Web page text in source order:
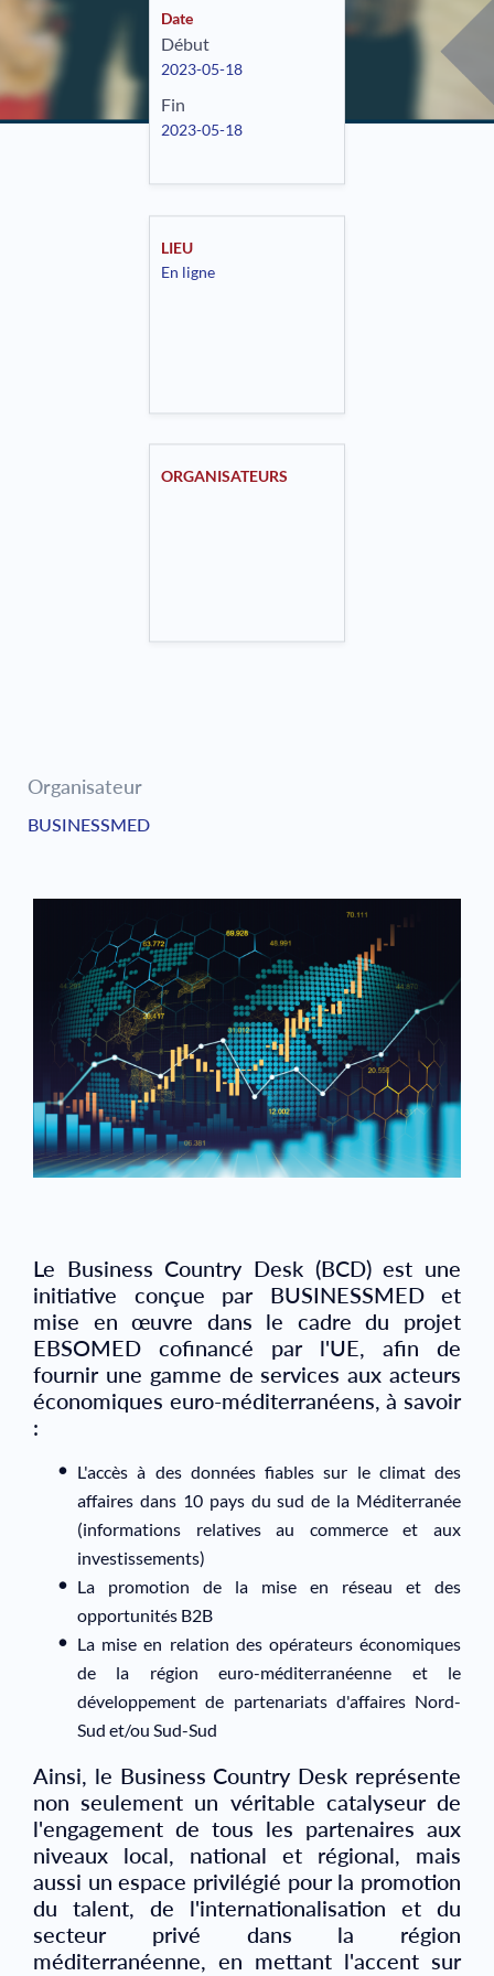
Date
Début
2023-05-18
Fin
2023-05-18
LIEU
En ligne
ORGANISATEURS
Organisateur
BUSINESSMED
Le Business Country Desk (BCD) est une
initiative conçue par BUSINESSMED et
mise en œuvre dans le cadre du projet
EBSOMED cofinancé par l'UE, afin de
fournir une gamme de services aux acteurs
économiques euro-méditerranéens, à savoir
:
L'accès à des données fiables sur le climat des
affaires dans 10 pays du sud de la Méditerranée
(informations relatives au commerce et aux
investissements)
La promotion de la mise en réseau et des
opportunités B2B
La mise en relation des opérateurs économiques
de la région euro-méditerranéenne et le
développement de partenariats d'affaires Nord-
Sud et/ou Sud-Sud
Ainsi, le Business Country Desk représente
non seulement un véritable catalyseur de
l'engagement de tous les partenaires aux
niveaux local, national et régional, mais
aussi un espace privilégié pour la promotion
du talent, de l'internationalisation et du
secteur privé dans la région
méditerranéenne, en mettant l'accent sur